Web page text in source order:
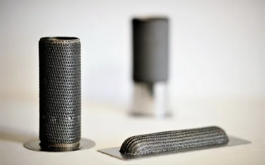
CONTACTO
UNA
CITA